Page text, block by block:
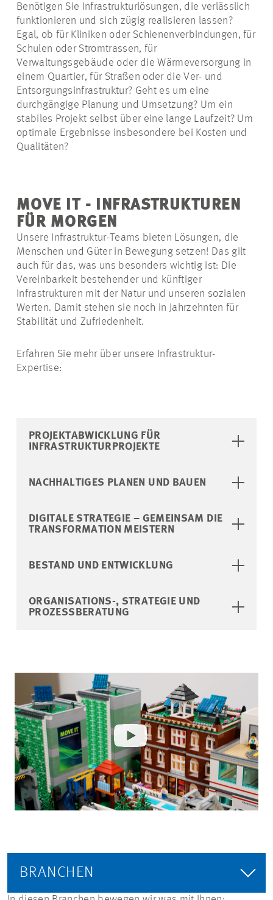
Benötigen Sie Infrastrukturlösungen, die verlässlich
funktionieren und sich zügig realisieren lassen?
Egal, ob für Kliniken oder Schienenverbindungen, für
Schulen oder Stromtrassen, für
Verwaltungsgebäude oder die Wärmeversorgung in
einem Quartier, für Straßen oder die Ver- und
Entsorgungsinfrastruktur? Geht es um eine
durchgängige Planung und Umsetzung? Um ein
stabiles Projekt selbst über eine lange Laufzeit? Um
optimale Ergebnisse insbesondere bei Kosten und
Qualitäten?
MOVE IT - INFRASTRUKTUREN
FÜR MORGEN
Unsere Infrastruktur-Teams bieten Lösungen, die
Menschen und Güter in Bewegung setzen! Das gilt
auch für das, was uns besonders wichtig ist: Die
Vereinbarkeit bestehender und künftiger
Infrastrukturen mit der Natur und unseren sozialen
Werten. Damit stehen sie noch in Jahrzehnten für
Stabilität und Zufriedenheit.
Erfahren Sie mehr über unsere Infrastruktur-
Expertise:
PROJEKTABWICKLUNG FÜR
INFRASTRUKTURPROJEKTE
NACHHALTIGES PLANEN UND BAUEN
DIGITALE STRATEGIE – GEMEINSAM DIE
TRANSFORMATION MEISTERN
BESTAND UND ENTWICKLUNG
ORGANISATIONS-, STRATEGIE UND
PROZESSBERATUNG
BRANCHEN